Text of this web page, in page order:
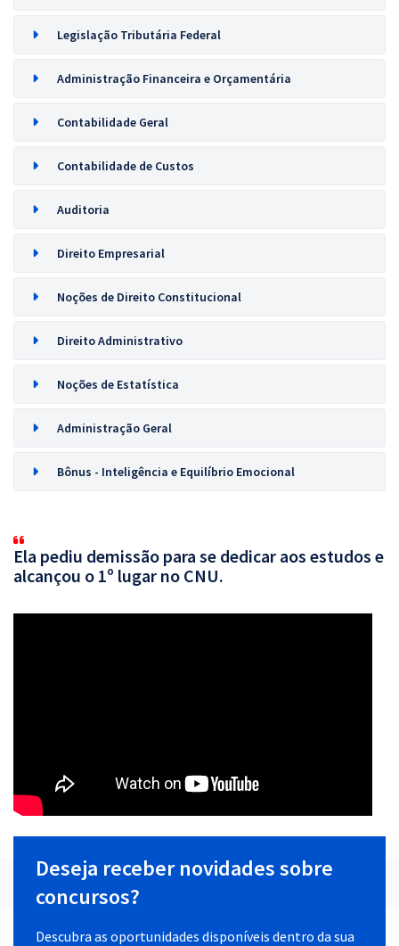
Legislação Tributária Federal
Administração Financeira e Orçamentária
Contabilidade Geral
Contabilidade de Custos
Auditoria
Direito Empresarial
Noções de Direito Constitucional
Direito Administrativo
Noções de Estatística
Administração Geral
Bônus - Inteligência e Equilíbrio Emocional
Ela pediu demissão para se dedicar aos estudos e
alcançou o 1º lugar no CNU.
Deseja receber novidades sobre
concursos?
Descubra as oportunidades disponíveis dentro da sua